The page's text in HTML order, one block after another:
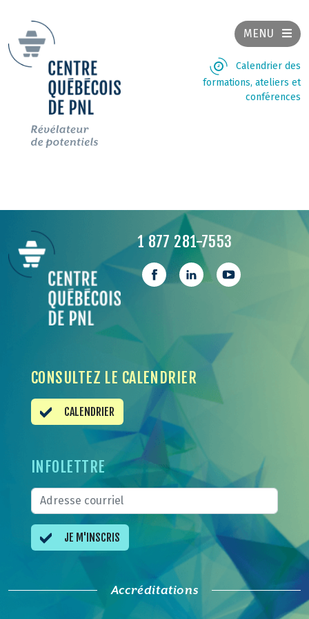
MENU
Calendrier des
formations, ateliers et
conférences
1 877 281-7553
CONSULTEZ LE CALENDRIER
CALENDRIER
INFOLETTRE
JE M'INSCRIS
Accréditations